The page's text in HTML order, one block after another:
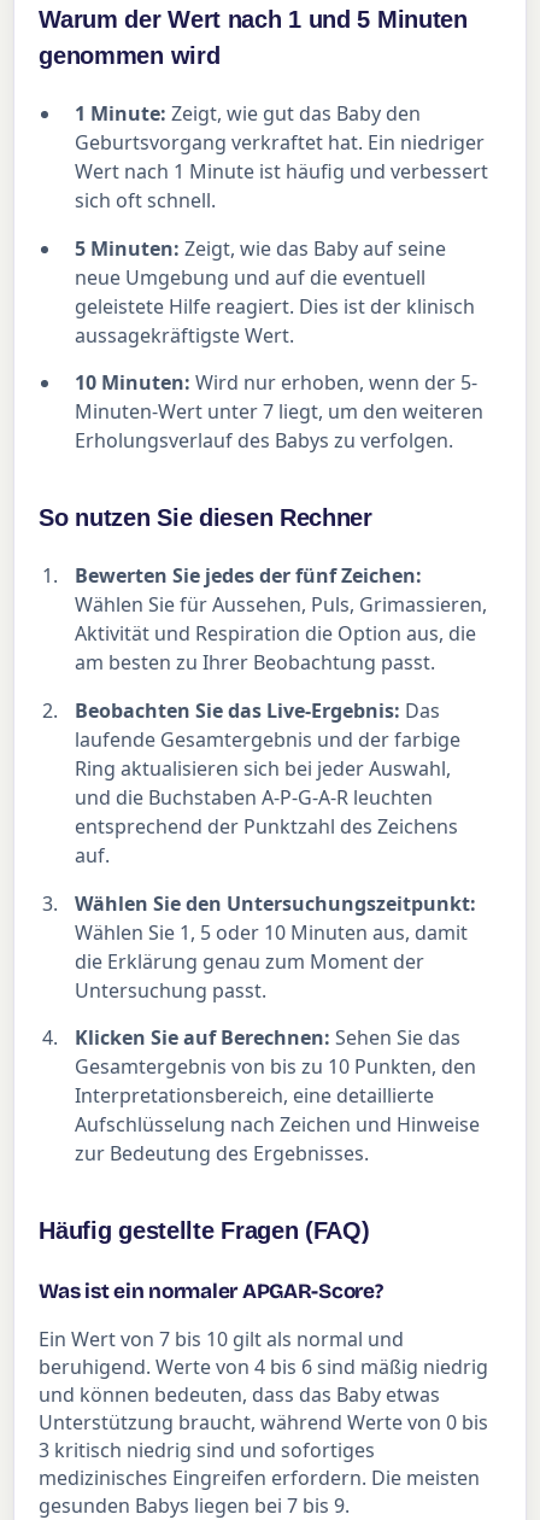
Warum der Wert nach 1 und 5 Minuten
genommen wird
1 Minute: Zeigt, wie gut das Baby den
Geburtsvorgang verkraftet hat. Ein niedriger
Wert nach 1 Minute ist häufig und verbessert
sich oft schnell.
5 Minuten: Zeigt, wie das Baby auf seine
neue Umgebung und auf die eventuell
geleistete Hilfe reagiert. Dies ist der klinisch
aussagekräftigste Wert.
10 Minuten: Wird nur erhoben, wenn der 5-
Minuten-Wert unter 7 liegt, um den weiteren
Erholungsverlauf des Babys zu verfolgen.
So nutzen Sie diesen Rechner
Bewerten Sie jedes der fünf Zeichen:
Wählen Sie für Aussehen, Puls, Grimassieren,
Aktivität und Respiration die Option aus, die
am besten zu Ihrer Beobachtung passt.
Beobachten Sie das Live-Ergebnis: Das
laufende Gesamtergebnis und der farbige
Ring aktualisieren sich bei jeder Auswahl,
und die Buchstaben A-P-G-A-R leuchten
entsprechend der Punktzahl des Zeichens
auf.
Wählen Sie den Untersuchungszeitpunkt:
Wählen Sie 1, 5 oder 10 Minuten aus, damit
die Erklärung genau zum Moment der
Untersuchung passt.
Klicken Sie auf Berechnen: Sehen Sie das
Gesamtergebnis von bis zu 10 Punkten, den
Interpretationsbereich, eine detaillierte
Aufschlüsselung nach Zeichen und Hinweise
zur Bedeutung des Ergebnisses.
Häufig gestellte Fragen (FAQ)
Was ist ein normaler APGAR-Score?
Ein Wert von 7 bis 10 gilt als normal und
beruhigend. Werte von 4 bis 6 sind mäßig niedrig
und können bedeuten, dass das Baby etwas
Unterstützung braucht, während Werte von 0 bis
3 kritisch niedrig sind und sofortiges
medizinisches Eingreifen erfordern. Die meisten
gesunden Babys liegen bei 7 bis 9.